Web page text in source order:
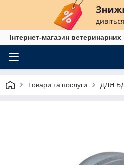
Інтернет-магазин
Товари та послуги ДЛЯ